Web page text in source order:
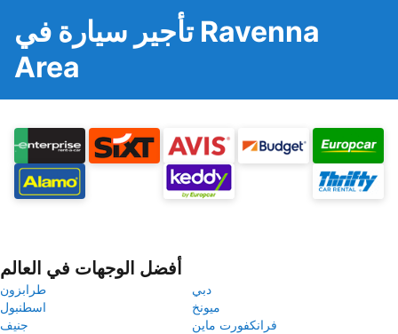
تأجير سيارة في Ravenna
Area
أفضل الوجهات في العالم
طرابزون
دبي
اسطنبول
ميونخ
جنيف
فرانكفورت ماين